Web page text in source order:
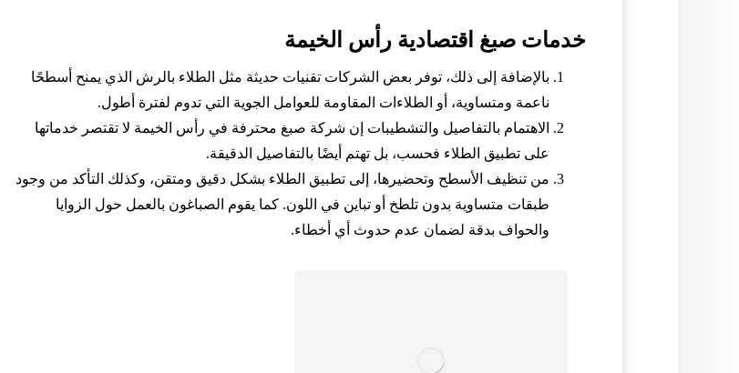
خدمات صبغ اقتصادية رأس الخيمة
بالإضافة إلى ذلك، توفر بعض الشركات تقنيات حديثة مثل الطلاء بالرش الذي يمنح أسطحًا
ناعمة ومتساوية، أو الطلاءات المقاومة للعوامل الجوية التي تدوم لفترة أطول.
الاهتمام بالتفاصيل والتشطيبات إن شركة صبغ محترفة في رأس الخيمة لا تقتصر خدماتها
على تطبيق الطلاء فحسب، بل تهتم أيضًا بالتفاصيل الدقيقة.
من تنظيف الأسطح وتحضيرها، إلى تطبيق الطلاء بشكل دقيق ومتقن، وكذلك التأكد من وجود
طبقات متساوية بدون تلطخ أو تباين في اللون. كما يقوم الصباغون بالعمل حول الزوايا
والحواف بدقة لضمان عدم حدوث أي أخطاء.